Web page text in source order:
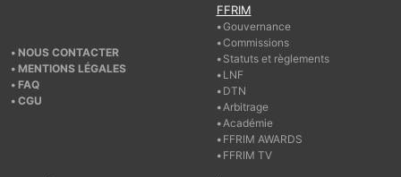
NOUS CONTACTER
MENTIONS LÉGALES
FAQ
CGU
FFRIM
Gouvernance
Commissions
Statuts et règlements
LNF
DTN
Arbitrage
Académie
FFRIM AWARDS
FFRIM TV